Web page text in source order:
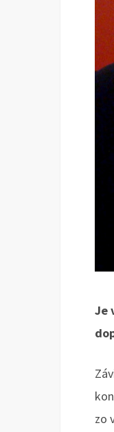
Je
zo